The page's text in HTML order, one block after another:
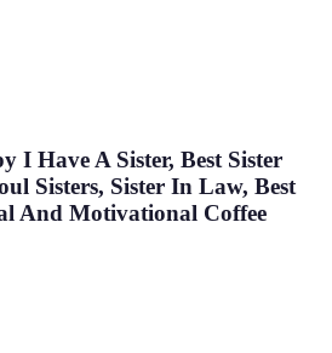
I Have A Sister, Best Sister
Sisters, Sister In Law, Best
And Motivational Coffee